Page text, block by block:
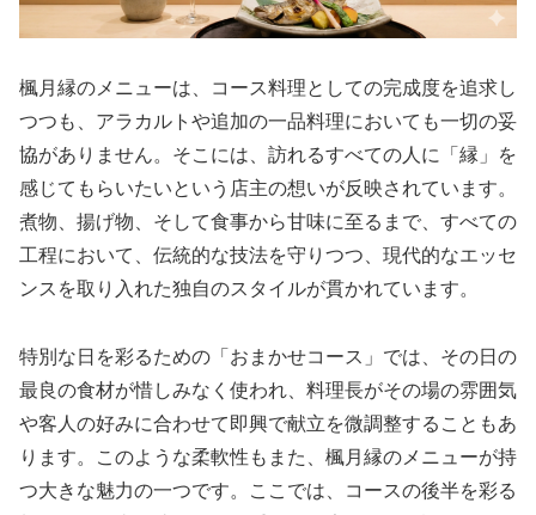
楓月縁のメニューは、コース料理としての完成度を追求し
つつも、アラカルトや追加の一品料理においても一切の妥
協がありません。そこには、訪れるすべての人に「縁」を
感じてもらいたいという店主の想いが反映されています。
煮物、揚げ物、そして食事から甘味に至るまで、すべての
工程において、伝統的な技法を守りつつ、現代的なエッセ
ンスを取り入れた独自のスタイルが貫かれています。
特別な日を彩るための「おまかせコース」では、その日の
最良の食材が惜しみなく使われ、料理長がその場の雰囲気
や客人の好みに合わせて即興で献立を微調整することもあ
ります。このような柔軟性もまた、楓月縁のメニューが持
つ大きな魅力の一つです。ここでは、コースの後半を彩る